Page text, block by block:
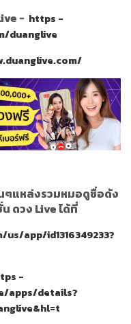
- https -
duanglive
ๆแหล่งรวมหมอดูชื่อดัง
ดวง Live ได้ที่
app/id1316349233?
-
apps/details?